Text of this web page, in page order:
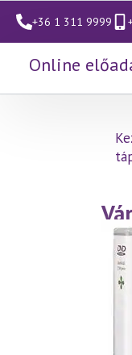
+36 1 311 9999
Online